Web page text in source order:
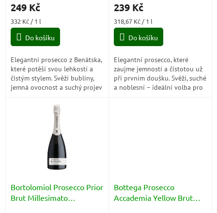
249 Kč
Měrná
cena:
332 Kč / 1 l
Do košíku
Elegantní prosecco z Benátska,
které potěší svou lehkostí a
čistým stylem. Svěží bubliny,
jemná ovocnost a suchý projev
volbu pro oslavy i obyčejné...
239 Kč
Měrná
cena:
318,67 Kč / 1 l
Do košíku
Elegantní prosecco, které
zaujme jemností a čistotou už
při prvním doušku. Svěží, suché
a noblesní – ideální volba pro
Bortolomiol Prosecco Prior
Brut Millesimato
Bottega Prosecco
Accademia Yellow Brut